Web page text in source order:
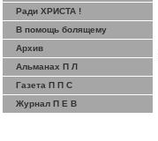
Ради ХРИСТА !
В помощь болящему
Архив
Альманах П Л
Газета П П С
Журнал П Е В